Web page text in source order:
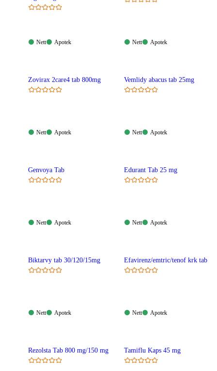
Nett:
Nett
Apotek:
Apotek
Nett:
Nett
Apotek:
Apotek
Zovirax 2care4 tab 800mg
Nett:
Nett
Apotek:
Apotek
Vemlidy abacus tab 25mg
Nett:
Nett
Apotek:
Apotek
Genvoya Tab
Nett:
Nett
Apotek:
Apotek
Edurant Tab 25 mg
Nett:
Nett
Apotek:
Apotek
Biktarvy tab 30/120/15mg
Nett:
Nett
Apotek:
Apotek
Efavirenz/emtric/tenof krk tab
Nett:
Nett
Apotek:
Apotek
Rezolsta Tab 800 mg/150 mg Tamiflu Kaps 45 mg